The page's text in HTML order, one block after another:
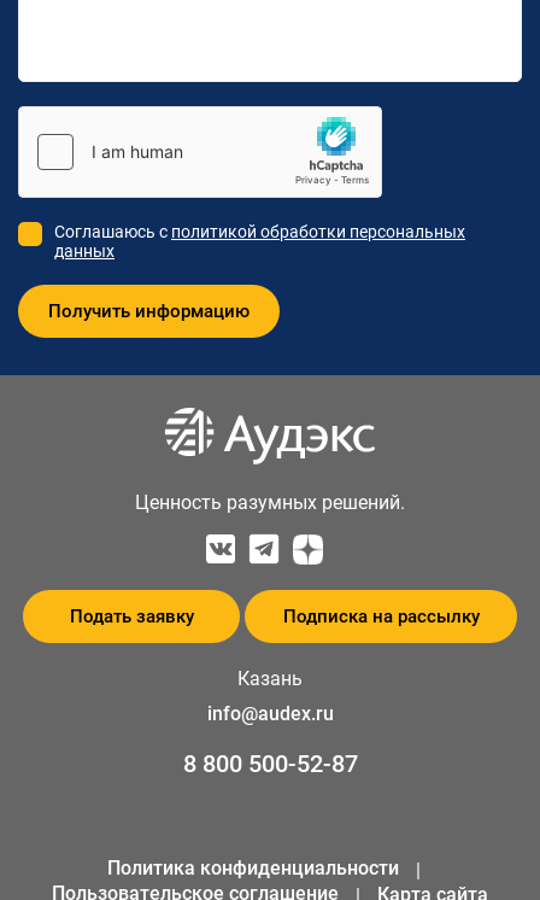
Соглашаюсь с политикой обработки персональных
данных
Ценность разумных решений.
Подать заявку Подписка на рассылку
Казань
info@audex.ru
8 800 500-52-87
Политика конфиденциальности
Пользовательское соглашение
Карта сайта